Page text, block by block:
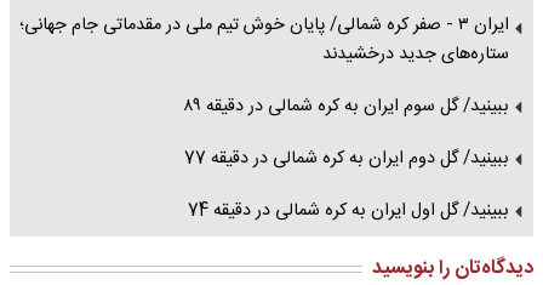
ایران ۳ - صفر کره شمالی/ پایان خوش تیم ملی در مقدماتی جام جهانی؛
ستاره‌های جدید درخشیدند
ببینید/ گل سوم ایران به کره شمالی در دقیقه ۸۹
ببینید/ گل دوم ایران به کره شمالی در دقیقه 77
ببینید/ گل اول ایران به کره شمالی در دقیقه 74
دیدگاه‌تان را بنویسید